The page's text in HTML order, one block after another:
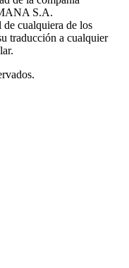
S.A.
cualquiera de los
traducción a cualquier